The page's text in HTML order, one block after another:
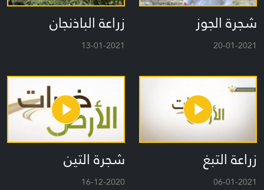
شجرة الجوز
20-01-2021
زراعة الباذنجان
13-01-2021
زراعة التبغ
06-01-2021
شجرة التين
16-12-2020